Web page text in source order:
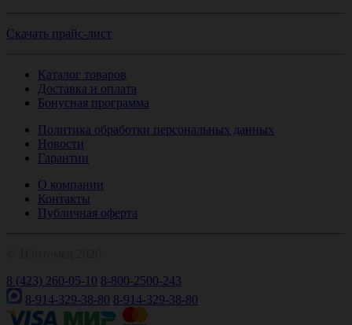
Скачать прайс-лист
Каталог товаров
Доставка и оплата
Бонусная программа
Политика обработки персональных данных
Новости
Гарантии
О компании
Контакты
Публичная оферта
8 (423) 260-05-10 8-800-2500-243
8-914-329-38-80 8-914-329-38-80